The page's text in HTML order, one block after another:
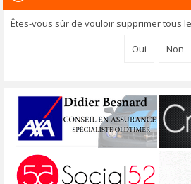
Êtes-vous sûr de vouloir supprimer tous